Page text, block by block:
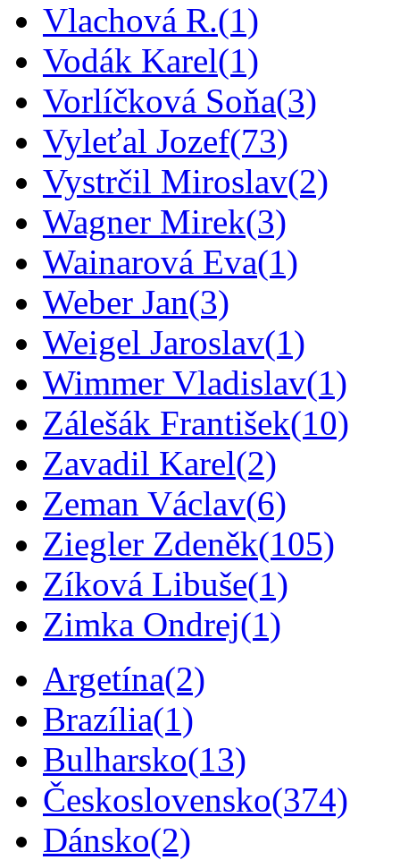
Vlachová R.(1)
Vodák Karel(1)
Vorlíčková Soňa(3)
Vyleťal Jozef(73)
Vystrčil Miroslav(2)
Wagner Mirek(3)
Wainarová Eva(1)
Weber Jan(3)
Weigel Jaroslav(1)
Wimmer Vladislav(1)
Zálešák František(10)
Zavadil Karel(2)
Zeman Václav(6)
Ziegler Zdeněk(105)
Zíková Libuše(1)
Zimka Ondrej(1)
Argetína(2)
Brazília(1)
Bulharsko(13)
Československo(374)
Dánsko(2)